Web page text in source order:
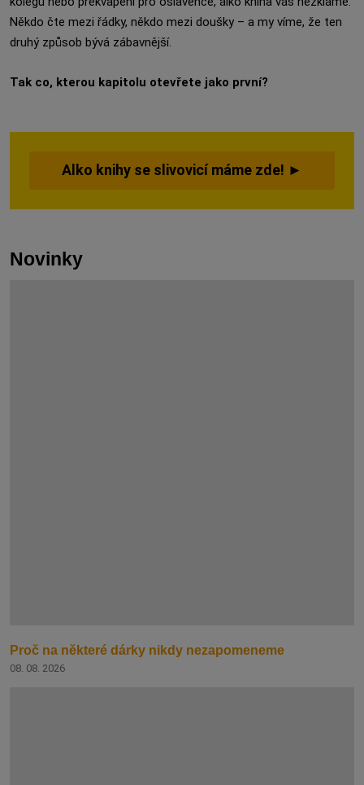
Někdo čte mezi řádky, někdo mezi doušky – a my víme, že ten
druhý způsob bývá zábavnější.
Tak co, kterou kapitolu otevřete jako první?
Alko knihy se slivovicí máme zde! ►
Novinky
Proč na některé dárky nikdy nezapomeneme
08. 08. 2026